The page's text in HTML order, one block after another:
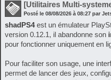
[Utilitaires Multi-
Posté le 08/08/2026 à 08:27 par
shadPS4est un émulateur
version 0.12.1, il abandonne son
pour fonctionner uniquement en
Pour faciliter son usage, une
permet de lancer des jeux,